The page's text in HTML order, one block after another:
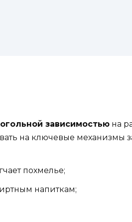
зависимостью на
на ключевые механизмы
похмелье;
напиткам;